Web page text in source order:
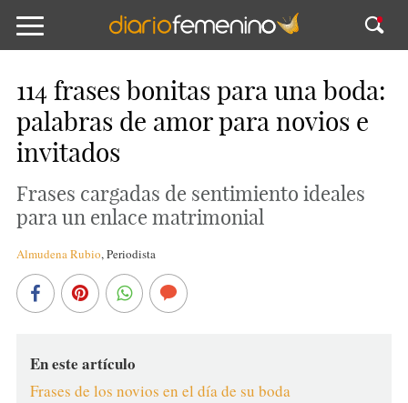
114 frases bonitas para una boda:
palabras de amor para novios e
invitados
Frases cargadas de sentimiento ideales
para un enlace matrimonial
Almudena Rubio,Periodista
En este artículo
Frases de los novios en el día de su boda